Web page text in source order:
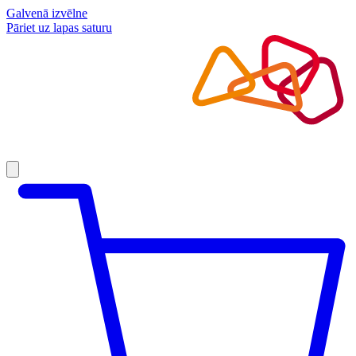
Galvenā izvēlne
Pāriet uz lapas saturu